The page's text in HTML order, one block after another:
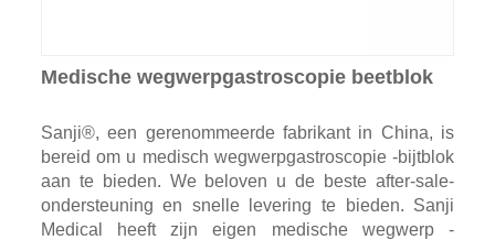
Medische wegwerpgastroscopie beetblok
Sanji®, een gerenommeerde fabrikant in China, is
bereid om u medisch wegwerpgastroscopie -bijtblok
aan te bieden. We beloven u de beste after-sale-
ondersteuning en snelle levering te bieden. Sanji
Medical heeft zijn eigen medische wegwerp -